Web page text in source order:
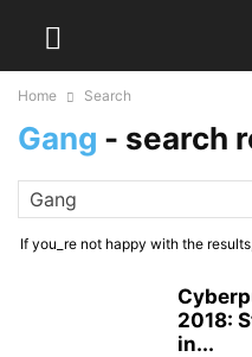
Home Search
Gang - search
If you_re not happy with the
2018:
in...